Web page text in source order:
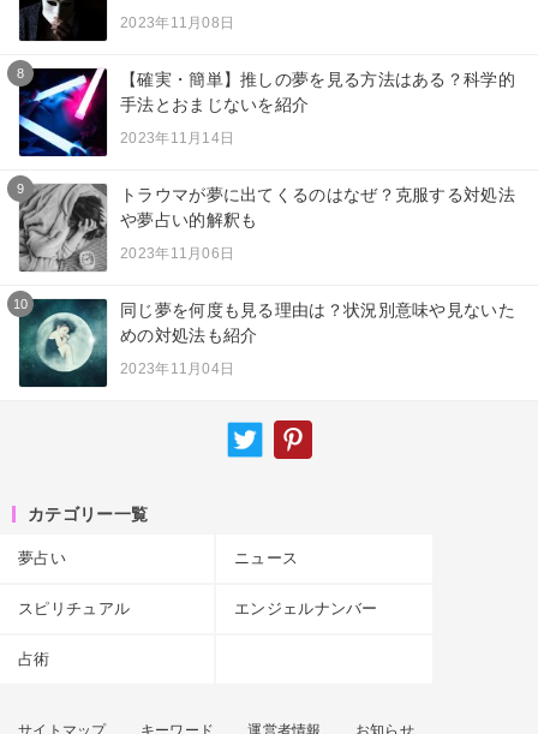
2023年11月08日
8
【確実・簡単】推しの夢を見る方法はある？科学的
手法とおまじないを紹介
2023年11月14日
9
トラウマが夢に出てくるのはなぜ？克服する対処法
や夢占い的解釈も
2023年11月06日
10
同じ夢を何度も見る理由は？状況別意味や見ないた
めの対処法も紹介
2023年11月04日
カテゴリー一覧
夢占い ニュース
スピリチュアル エンジェルナンバー
占術
サイトマップ キーワード 運営者情報 お知らせ